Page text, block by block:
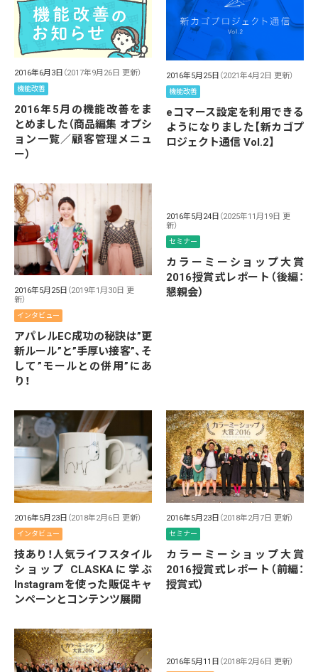
2016年6月3日 （2017年9月26日 更新）
機能改善
2016年5月の機能改善をま
とめました（商品編集 オプシ
ョン一覧／顧客管理メニュ
ー）
2016年5月25日 （2021年4月2日 更新）
機能改善
eコマース設定を利用できる
ようになりました【新カゴプ
ロジェクト通信 Vol.2】
2016年5月25日 （2019年1月30日 更
新）
インタビュー
アパレルEC成功の秘訣は”更
新ルール”と”手厚い接客”、そ
して”モールとの併用”にあ
り！
2016年5月24日 （2025年11月19日 更
新）
セミナー
カラーミーショップ大賞
2016授賞式レポート（後編：
懇親会）
2016年5月23日 （2018年2月6日 更新）
インタビュー
技あり！人気ライフスタイル
ショップ CLASKAに学ぶ
Instagramを使った販促キャ
ンペーンとコンテンツ展開
2016年5月23日 （2018年2月7日 更新）
セミナー
カラーミーショップ大賞
2016授賞式レポート（前編：
授賞式）
2016年5月11日 （2018年2月6日 更新）